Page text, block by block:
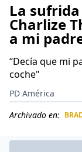
La
Charlize
a mi
“Decía que mi
coche"
PD América
Archivado en: